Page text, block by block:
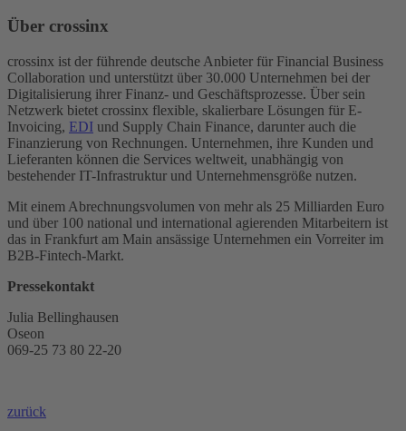
Über crossinx
crossinx ist der führende deutsche Anbieter für Financial Business
Collaboration und unterstützt über 30.000 Unternehmen bei der
Digitalisierung ihrer Finanz- und Geschäftsprozesse. Über sein
Netzwerk bietet crossinx flexible, skalierbare Lösungen für E-
Invoicing, EDI und Supply Chain Finance, darunter auch die
Finanzierung von Rechnungen. Unternehmen, ihre Kunden und
Lieferanten können die Services weltweit, unabhängig von
bestehender IT-Infrastruktur und Unternehmensgröße nutzen.
Mit einem Abrechnungsvolumen von mehr als 25 Milliarden Euro
und über 100 national und international agierenden Mitarbeitern ist
das in Frankfurt am Main ansässige Unternehmen ein Vorreiter im
B2B-Fintech-Markt.
Pressekontakt
Julia Bellinghausen
Oseon
069-25 73 80 22-20
zurück